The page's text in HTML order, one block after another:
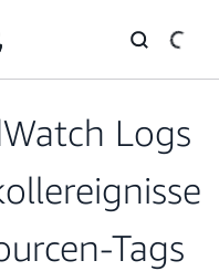
Logs
Tags